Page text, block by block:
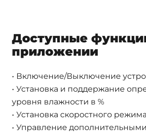
Доступные
приложении
• Включение/Выключение
• Установка и поддержание
уровня влажности в %
• Установка скоростного
• Управление